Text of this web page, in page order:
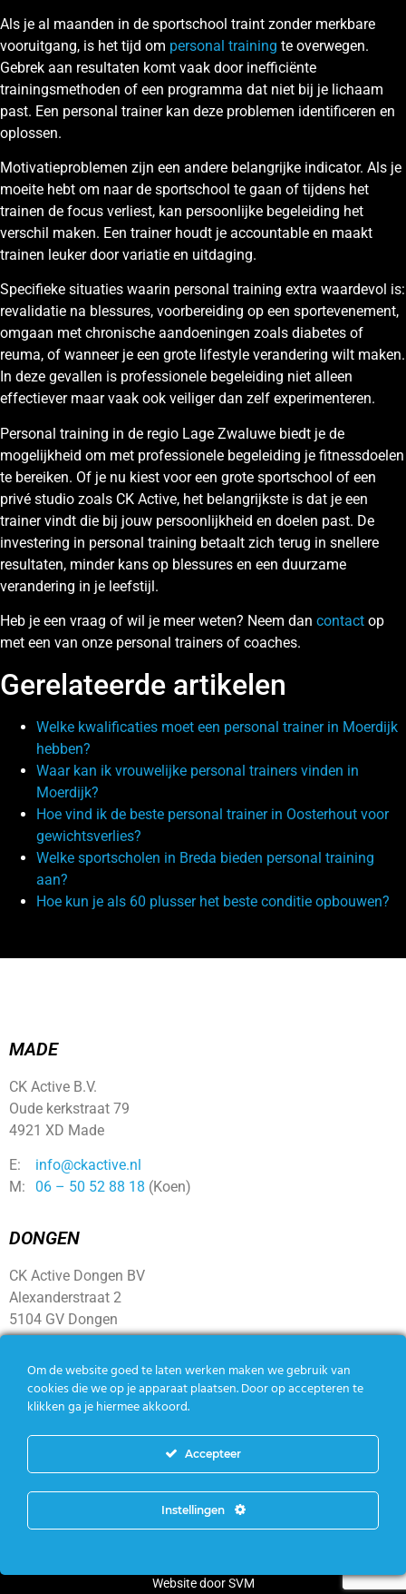
Als je al maanden in de sportschool traint zonder merkbare
vooruitgang, is het tijd om personal training te overwegen.
Gebrek aan resultaten komt vaak door inefficiënte
trainingsmethoden of een programma dat niet bij je lichaam
past. Een personal trainer kan deze problemen identificeren en
oplossen.
Motivatieproblemen zijn een andere belangrijke indicator. Als je
moeite hebt om naar de sportschool te gaan of tijdens het
trainen de focus verliest, kan persoonlijke begeleiding het
verschil maken. Een trainer houdt je accountable en maakt
trainen leuker door variatie en uitdaging.
Specifieke situaties waarin personal training extra waardevol is:
revalidatie na blessures, voorbereiding op een sportevenement,
omgaan met chronische aandoeningen zoals diabetes of
reuma, of wanneer je een grote lifestyle verandering wilt maken.
In deze gevallen is professionele begeleiding niet alleen
effectiever maar vaak ook veiliger dan zelf experimenteren.
Personal training in de regio Lage Zwaluwe biedt je de
mogelijkheid om met professionele begeleiding je fitnessdoelen
te bereiken. Of je nu kiest voor een grote sportschool of een
privé studio zoals CK Active, het belangrijkste is dat je een
trainer vindt die bij jouw persoonlijkheid en doelen past. De
investering in personal training betaalt zich terug in snellere
resultaten, minder kans op blessures en een duurzame
verandering in je leefstijl.
Heb je een vraag of wil je meer weten? Neem dan contact op
met een van onze personal trainers of coaches.
Gerelateerde artikelen
Welke kwalificaties moet een personal trainer in Moerdijk
hebben?
Waar kan ik vrouwelijke personal trainers vinden in
Moerdijk?
Hoe vind ik de beste personal trainer in Oosterhout voor
gewichtsverlies?
Welke sportscholen in Breda bieden personal training
aan?
Hoe kun je als 60 plusser het beste conditie opbouwen?
MADE
CK Active B.V.
Oude kerkstraat 79
4921 XD Made
E:
info@ckactive.nl
M:
06 – 50 52 88 18 (Koen)
DONGEN
CK Active Dongen BV
Alexanderstraat 2
5104 GV Dongen
SOCIAL
Copyright CK Active – Alle rechten voorbehouden |Algemene
Website doorSVM
Om de website goed te laten werken maken we gebruik van
cookies die we op je apparaat plaatsen. Door op accepteren te
klikken ga je hiermee akkoord.
Accepteer
Instellingen